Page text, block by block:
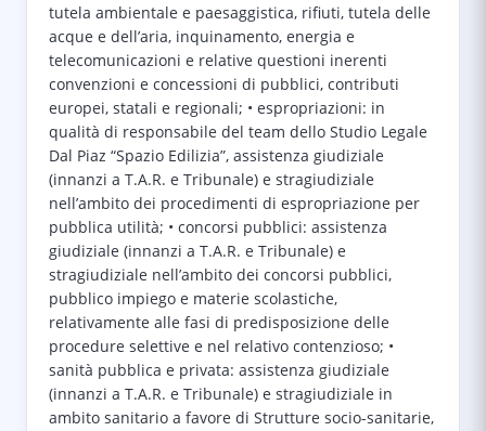
tutela ambientale e paesaggistica, rifiuti, tutela delle
acque e dell’aria, inquinamento, energia e
telecomunicazioni e relative questioni inerenti
convenzioni e concessioni di pubblici, contributi
europei, statali e regionali; • espropriazioni: in
qualità di responsabile del team dello Studio Legale
Dal Piaz “Spazio Edilizia”, assistenza giudiziale
(innanzi a T.A.R. e Tribunale) e stragiudiziale
nell’ambito dei procedimenti di espropriazione per
pubblica utilità; • concorsi pubblici: assistenza
giudiziale (innanzi a T.A.R. e Tribunale) e
stragiudiziale nell’ambito dei concorsi pubblici,
pubblico impiego e materie scolastiche,
relativamente alle fasi di predisposizione delle
procedure selettive e nel relativo contenzioso; •
sanità pubblica e privata: assistenza giudiziale
(innanzi a T.A.R. e Tribunale) e stragiudiziale in
ambito sanitario a favore di Strutture socio-sanitarie,